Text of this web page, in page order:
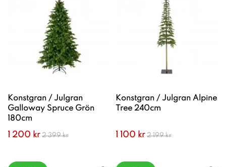
Konstgran / Julgran
Galloway Spruce Grön
180cm
1 200 kr 2 399 kr
Konstgran / Julgran Alpine
Tree 240cm
1 100 kr 2 199 kr